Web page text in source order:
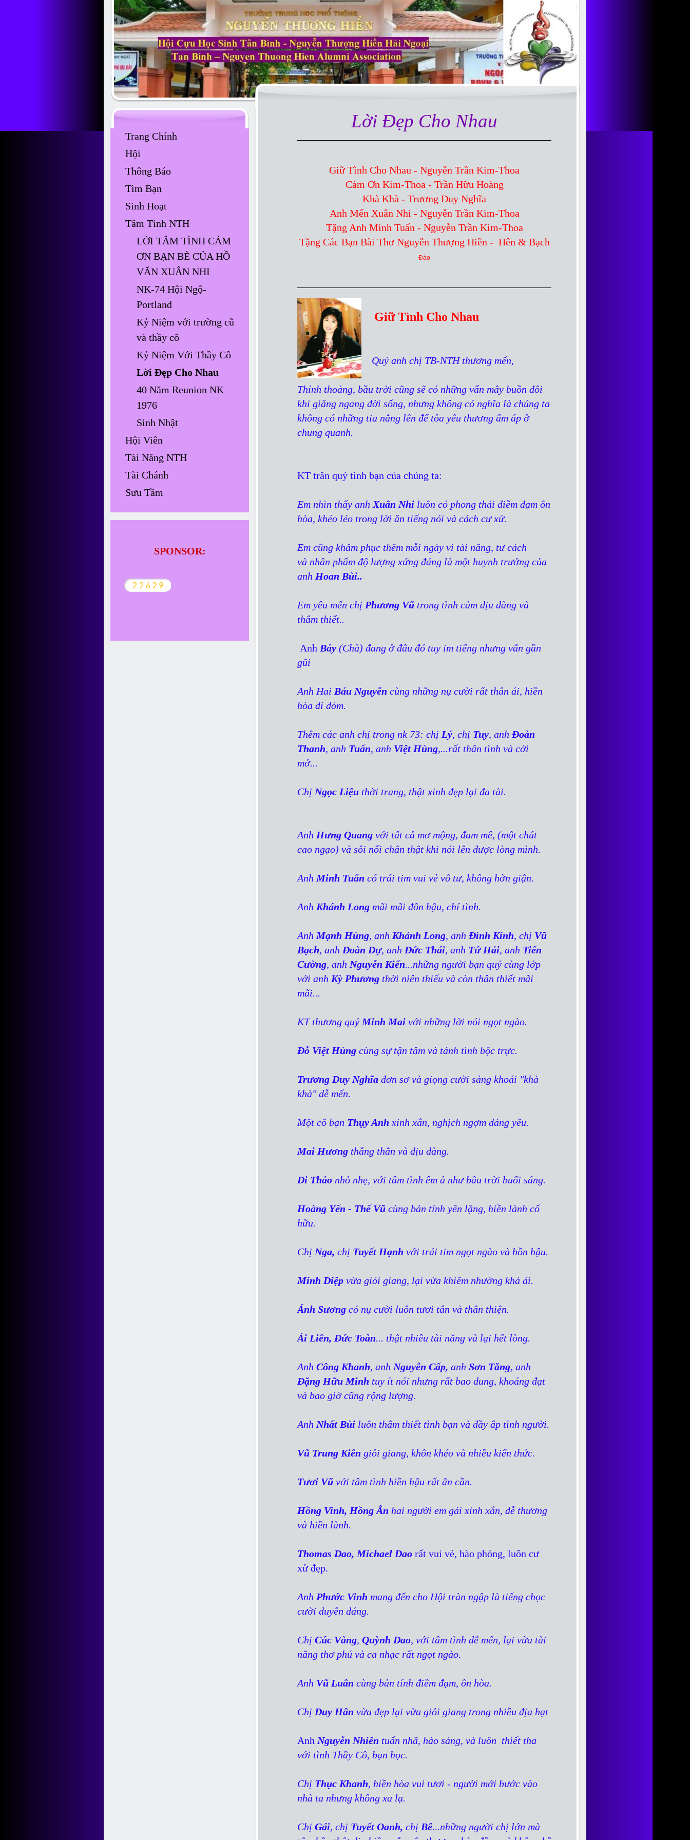
Lời Đẹp Cho Nhau
Giữ Tình Cho Nhau - Nguyễn Trần Kim-Thoa
Cám Ơn Kim-Thoa - Trần Hữu Hoàng
Khà Khà - Trương Duy Nghĩa
Anh Mến Xuân Nhi - Nguyễn Trần Kim-Thoa
Tặng Anh Minh Tuấn - Nguyễn Trần Kim-Thoa
Tặng Các Bạn Bài Thơ Nguyễn Thượng Hiền - Hên & Bạch
Đào
Giữ Tình Cho Nhau
Quý anh chị TB-NTH thương mến,
Thỉnh thoảng, bầu trời cũng sẽ có những vẩn mây buồn đôi
khi giăng ngang đời sống, nhưng không có nghĩa là chúng ta
không có những tia nắng lên để tỏa yêu thương ấm áp ở
chung quanh.
KT trân quý tình bạn của chúng ta:
Em nhìn thấy anh Xuân Nhi luôn có phong thái điềm đạm ôn
hòa, khéo léo trong lời ăn tiếng nói và cách cư xử.
Em cũng khâm phục thêm mỗi ngày vì tài năng, tư cách
và nhân phẩm độ lượng xứng đáng là một huynh trưởng của
anh Hoan Bùi..
Em yêu mến chị Phương Vũ trong tình cảm dịu dàng và
thắm thiết..
Anh Bảy (Chà) đang ở đâu đó tuy im tiếng nhưng vẫn gần
gũi
Anh Hai Báu Nguyễn cùng những nụ cười rất thân ái, hiền
hòa dí dỏm.
Thêm các anh chị trong nk 73: chị Lý, chị Tuy, anh Đoàn
Thanh, anh Tuấn, anh Việt Hùng,...rất thân tình và cởi
mở...
Chị Ngọc Liệu thời trang, thật xinh đẹp lại đa tài.
Anh Hưng Quang với tất cả mơ mộng, đam mê, (một chút
cao ngạo) và sôi nổi chân thật khi nói lên được lòng mình.
Anh Minh Tuấn có trái tim vui vẻ vô tư, không hờn giận.
Anh Khánh Long mãi mãi đôn hậu, chí tình.
Anh Mạnh Hùng, anh Khánh Long, anh Đình Kính, chị Vũ
Bạch, anh Đoàn Dự, anh Đức Thái, anh Tứ Hải, anh Tiến
Cường, anh Nguyễn Kiến...những người bạn quý cùng lớp
với anh Kỳ Phương thời niên thiếu và còn thân thiết mãi
mãi...
KT thương quý Minh Mai với những lời nói ngọt ngào.
Đỗ Việt Hùng cùng sự tận tâm và tánh tình bộc trực.
Trương Duy Nghĩa đơn sơ và giọng cười sảng khoái "khà
khà" dễ mến.
Một cô bạn Thụy Anh xinh xắn, nghịch ngợm đáng yêu.
Mai Hương thẳng thắn và dịu dàng.
Di Thảo nhỏ nhẹ, với tâm tình êm ả như bầu trời buổi sáng.
Hoàng Yến - Thế Vũ cùng bản tính yên lặng, hiền lành cố
hữu.
Chị Nga, chị Tuyết Hạnh với trái tim ngọt ngào và hồn hậu.
Minh Diệp vừa giỏi giang, lại vừa khiêm nhường khả ái.
Ánh Sương có nụ cười luôn tươi tắn và thân thiện.
Ái Liên, Đức Toàn... thật nhiều tài năng và lại hết lòng.
Anh Công Khanh, anh Nguyễn Cấp, anh Sơn Tăng, anh
Đặng Hữu Minh tuy ít nói nhưng rất bao dung, khoáng đạt
và bao giờ cũng rộng lượng.
Anh Nhất Bùi luôn thắm thiết tình bạn và đầy ắp tình người.
Vũ Trung Kiên giỏi giang, khôn khéo và nhiều kiến thức.
Tươi Vũ với tâm tình hiền hậu rất ân cần.
Hồng Vinh, Hồng Ân hai người em gái xinh xắn, dễ thương
và hiền lành.
Thomas Dao, Michael Dao rất vui vẻ, hào phóng, luôn cư
xử đẹp.
Anh Phước Vinh mang đến cho Hội tràn ngập là tiếng chọc
cười duyên dáng.
Chị Cúc Vàng, Quỳnh Dao, với tâm tình dễ mến, lại vừa tài
năng thơ phú và ca nhạc rất ngọt ngào.
Anh Vũ Luân cùng bản tính điềm đạm, ôn hòa.
Chị Duy Hân vừa đẹp lại vừa giỏi giang trong nhiều địa hạt
Anh Nguyễn Nhiên tuấn nhã, hào sảng, và luôn thiết tha
với tình Thầy Cô, bạn học.
Chị Thục Khanh, hiền hòa vui tươi - người mới bước vào
nhà ta nhưng không xa lạ.
Chị Gái, chị Tuyết Oanh, chị Bê...những người chị lớn mà
Trang Chính
Hội
Thông Báo
Tìm Bạn
Sinh Hoạt
Tâm Tình NTH
LỜI TÂM TÌNH CÁM
ƠN BẠN BÈ CỦA HỒ
VĂN XUÂN NHI
NK-74 Hội Ngộ-
Portland
Kỷ Niệm với trường cũ
và thầy cô
Kỷ Niệm Với Thầy Cô
Lời Đẹp Cho Nhau
40 Năm Reunion NK
1976
Sinh Nhật
Hội Viên
Tài Năng NTH
Tài Chánh
Sưu Tầm
SPONSOR: